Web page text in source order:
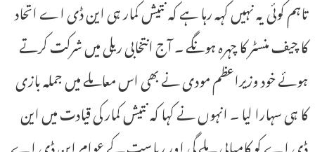
تاہم کوئی یہ نہیں کہہ رہا ہے کہ نتیش کمار ہی این ڈی اے اتحاد
کا چیف منسٹر کا چہرہ ہونگے ۔ آج انتخابی ریلی میں شرکت کرتے
ہوئے خود وزیراعظم مودی نے بھی اس معاملے میں جملہ بازی
کا ہی سہارا لیا ۔ انہوں نے کہا کہ نتیش کمار کی قیادت میں این